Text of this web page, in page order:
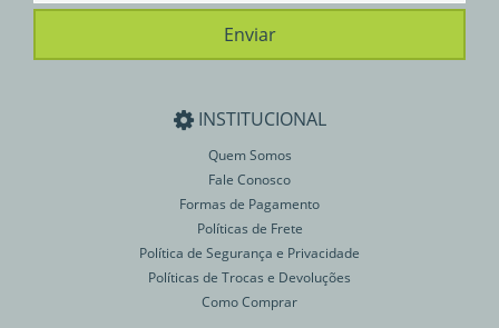
INSTITUCIONAL
Quem Somos
Fale Conosco
Formas de Pagamento
Políticas de Frete
Política de Segurança e Privacidade
Políticas de Trocas e Devoluções
Como Comprar